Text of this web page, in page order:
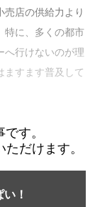
売店の供給力より
特に、多くの都市
へ行けないのが理
ますます普及して
す。
だけます。
！